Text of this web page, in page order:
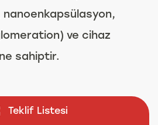
ve cihaz
sahiptir.
Teklif Listesi